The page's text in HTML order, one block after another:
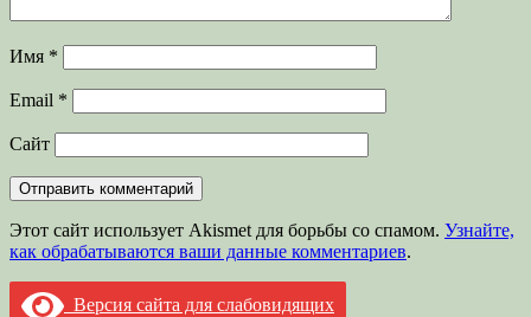
Имя *
Email *
Сайт
Этот сайт использует Akismet для борьбы со спамом. Узнайте,
как обрабатываются ваши данные комментариев.
Версия сайта для слабовидящих